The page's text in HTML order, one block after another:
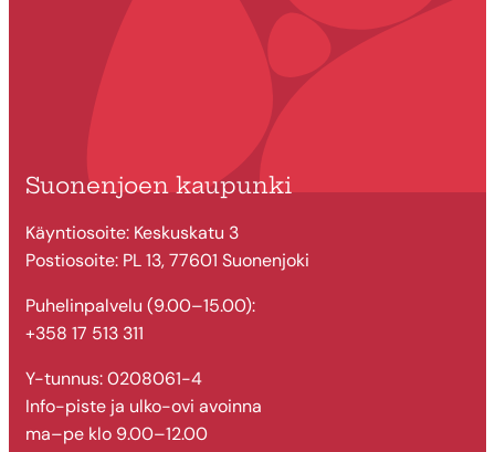
Suonenjoen kaupunki
Käyntiosoite: Keskuskatu 3
Postiosoite: PL 13, 77601 Suonenjoki
Puhelinpalvelu (9.00–15.00):
+358 17 513 311
Y-tunnus: 0208061-4
Info-piste ja ulko-ovi avoinna
ma–pe klo 9.00–12.00